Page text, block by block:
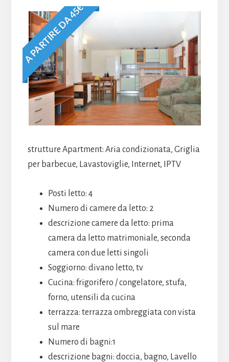
A PARTIRE DA 45€
strutture Apartment: Aria condizionata, Griglia
per barbecue, Lavastoviglie, Internet, IPTV
Posti letto: 4
Numero di camere da letto: 2
descrizione camere da letto: prima
camera da letto matrimoniale, seconda
camera con due letti singoli
Soggiorno: divano letto, tv
Cucina: frigorifero / congelatore, stufa,
forno, utensili da cucina
terrazza: terrazza ombreggiata con vista
sul mare
Numero di bagni:1
descrizione bagni: doccia, bagno, Lavello